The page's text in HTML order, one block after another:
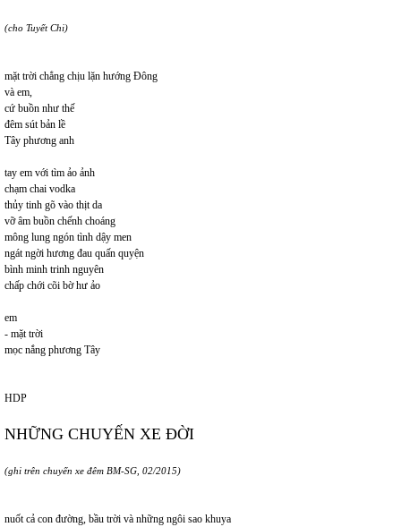
(cho Tuyết Chi)
mặt trời chẳng chịu lặn hướng Đông
và em,
cứ buồn như thế
đêm sút bản lề
Tây phương anh
tay em với tìm ảo ảnh
chạm chai vodka
thủy tinh gõ vào thịt da
vỡ âm buồn chếnh choáng
mông lung ngón tình dậy men
ngát ngời hương đau quấn quyện
bình minh trinh nguyên
chấp chới cõi bờ hư ảo
em
- mặt trời
mọc nắng phương Tây
HDP
NHỮNG CHUYẾN XE ĐỜI
(ghi trên chuyến xe đêm BM-SG, 02/2015)
nuốt cả con đường, bầu trời và những ngôi sao khuya